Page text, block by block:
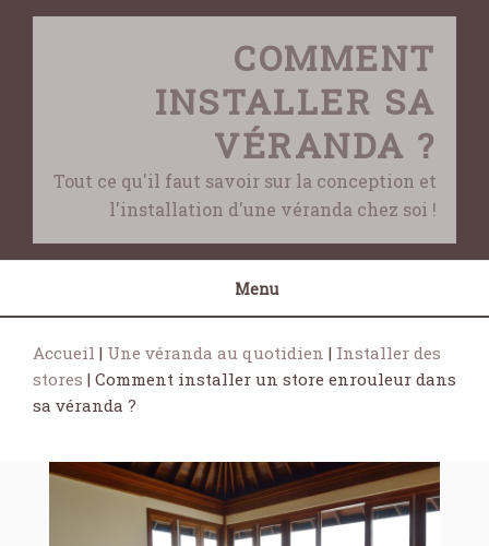
Skip
COMMENT
INSTALLER SA
VÉRANDA ?
Tout ce qu'il faut savoir sur la conception et
l'installation d'une véranda chez soi !
Menu
Accueil | Une véranda au quotidien | Installer des
stores | Comment installer un store enrouleur dans
sa véranda ?